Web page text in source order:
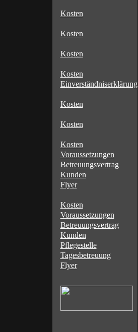
Kosten
Kosten
Kosten
Kosten
Einverständniserklärung
Kosten
Kosten
Kosten
Voraussetzungen
Betreuungsvertrag
Kunden
Flyer
Kosten
Voraussetzungen
Betreuungsvertrag
Kunden
Pflegestelle
Tagesbetreuung
Flyer